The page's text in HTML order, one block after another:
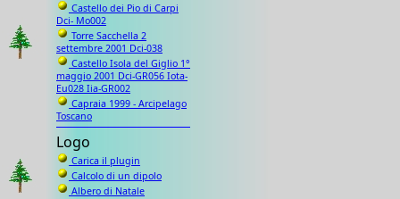
Castello dei Pio di Carpi
Dci- Mo002
Torre Sacchella 2
settembre 2001 Dci-038
Castello Isola del Giglio 1°
maggio 2001 Dci-GR056 Iota-
Eu028 Iia-GR002
Capraia 1999 - Arcipelago
Toscano
Logo
Carica il plugin
Calcolo di un dipolo
Albero di Natale